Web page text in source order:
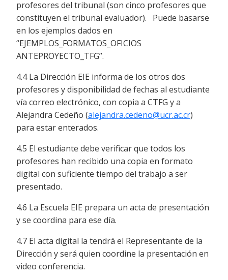
profesores del tribunal (son cinco profesores que
constituyen el tribunal evaluador). Puede basarse
en los ejemplos dados en
“EJEMPLOS_FORMATOS_OFICIOS
ANTEPROYECTO_TFG”.
4.4 La Dirección EIE informa de los otros dos
profesores y disponibilidad de fechas al estudiante
vía correo electrónico, con copia a CTFG y a
Alejandra Cedeño (alejandra.cedeno@ucr.ac.cr)
para estar enterados.
4.5 El estudiante debe verificar que todos los
profesores han recibido una copia en formato
digital con suficiente tiempo del trabajo a ser
presentado.
4.6 La Escuela EIE prepara un acta de presentación
y se coordina para ese día.
4.7 El acta digital la tendrá el Representante de la
Dirección y será quien coordine la presentación en
video conferencia.